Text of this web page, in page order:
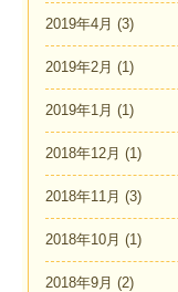
2019年4月 (3)
2019年2月 (1)
2019年1月 (1)
2018年12月 (1)
2018年11月 (3)
2018年10月 (1)
2018年9月 (2)